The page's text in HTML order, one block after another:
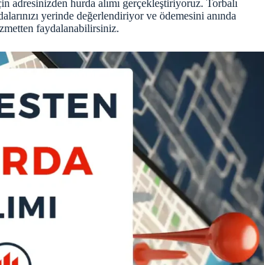
adresinizden hurda alımı gerçekleştiriyoruz. Torbalı
yerinde değerlendiriyor ve ödemesini anında
faydalanabilirsiniz.